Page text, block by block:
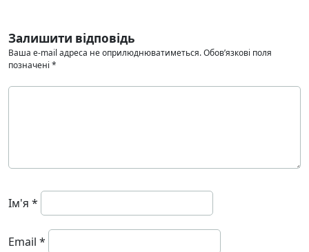
Залишити відповідь
Ваша e-mail адреса не оприлюднюватиметься.Обов’язкові поля
позначені *
Ім'я *
Email *